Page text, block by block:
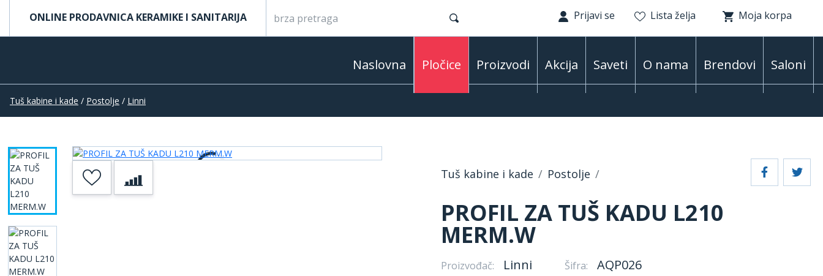
ONLINE PRODAVNICA KERAMIKE I SANITARIJA Prijavi se Lista želja Moja korpa
Naslovna Pločice Proizvodi Akcija Saveti O nama Brendovi Saloni
Tuš kabine i kade / Postolje / Linni
Tuš kabine i kade Postolje
PROFIL ZA TUŠ KADU L210
MERM.W
Proizvođač: Linni Šifra: AQP026